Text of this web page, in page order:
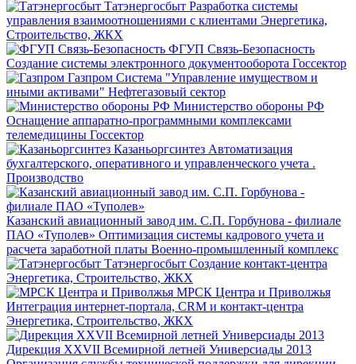
Татэнергосбыт Разработка системы
управления взаимоотношениями с клиентами Энергетика,
Строительство, ЖКХ
ФГУП Связь-Безопасность
Создание системы электронного документооборота Госсектор
Газпром Система "Управление имуществом и
иными активами" Нефтегазовый сектор
Министерство обороны РФ
Оснащение аппаратно-программными комплексами
телемедицины Госсектор
Казаньоргсинтез Автоматизация
бухгалтерского, оперативного и управленческого учета .
Производство
Казанский авиационный завод им. С.П. Горбунова - филиале
ПАО «Туполев» Оптимизация системы кадрового учета и
расчета заработной платы Военно-промышленный комплекс
Татэнергосбыт Создание контакт-центра
Энергетика, Строительство, ЖКХ
МРСК Центра и Приволжья
Интеграция интернет-портала, CRM и контакт-центра
Энергетика, Строительство, ЖКХ
Дирекция XXVII Всемирной летней Универсиады 2013